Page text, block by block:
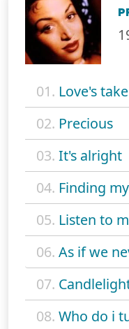
01. Love's
02. Precious
03. It's alright
04. Finding
05. Listen to
06. As if we
07.
08. Who do i